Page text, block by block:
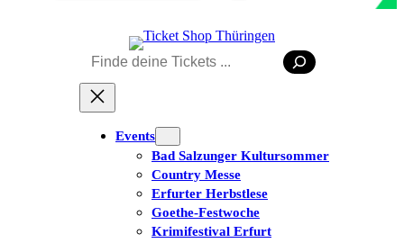
Suchen
Events
Bad Salzunger Kultursommer
Country Messe
Erfurter Herbstlese
Goethe-Festwoche
Krimifestival Erfurt